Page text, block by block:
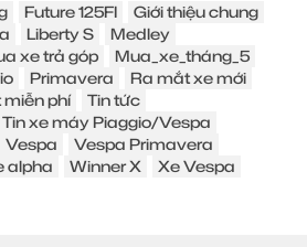
Future 125FI
Giới thiệu chung
Liberty S
Medley
xe trả góp
Mua_xe_tháng_5
Primavera
Ra mắt xe mới
phí
Tin tức
Tin xe máy Piaggio/Vespa
Vespa
Vespa Primavera
alpha Winner X Xe Vespa